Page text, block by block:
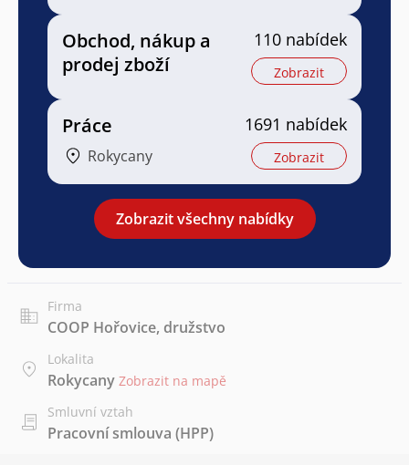
Obchod, nákup a
prodej zboží
110 nabídek
Zobrazit
Práce
Rokycany
1691 nabídek
Zobrazit
Zobrazit všechny nabídky
Firma
COOP Hořovice, družstvo
Lokalita
Rokycany Zobrazit na mapě
Smluvní vztah
Pracovní smlouva (HPP)